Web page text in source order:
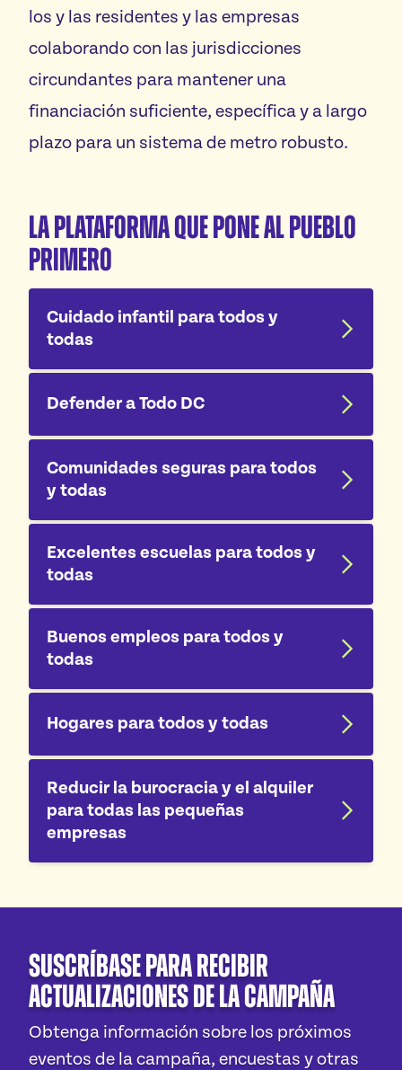
los y las residentes y las empresas
colaborando con las jurisdicciones
circundantes para mantener una
financiación suficiente, específica y a largo
plazo para un sistema de metro robusto.
La Plataforma que pone al Pueblo
Primero
Cuidado infantil para todos y
todas
Defender a Todo DC
Comunidades seguras para todos
y todas
Excelentes escuelas para todos y
todas
Buenos empleos para todos y
todas
Hogares para todos y todas
Reducir la burocracia y el alquiler
para todas las pequeñas
empresas
Suscríbase para recibir
actualizaciones de la campaña
Obtenga información sobre los próximos
eventos de la campaña, encuestas y otras